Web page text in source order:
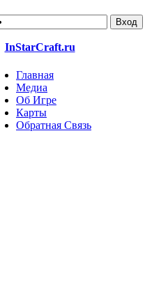
InStarCraft.ru
Главная
Медиа
Об Игре
Карты
Обратная Связь